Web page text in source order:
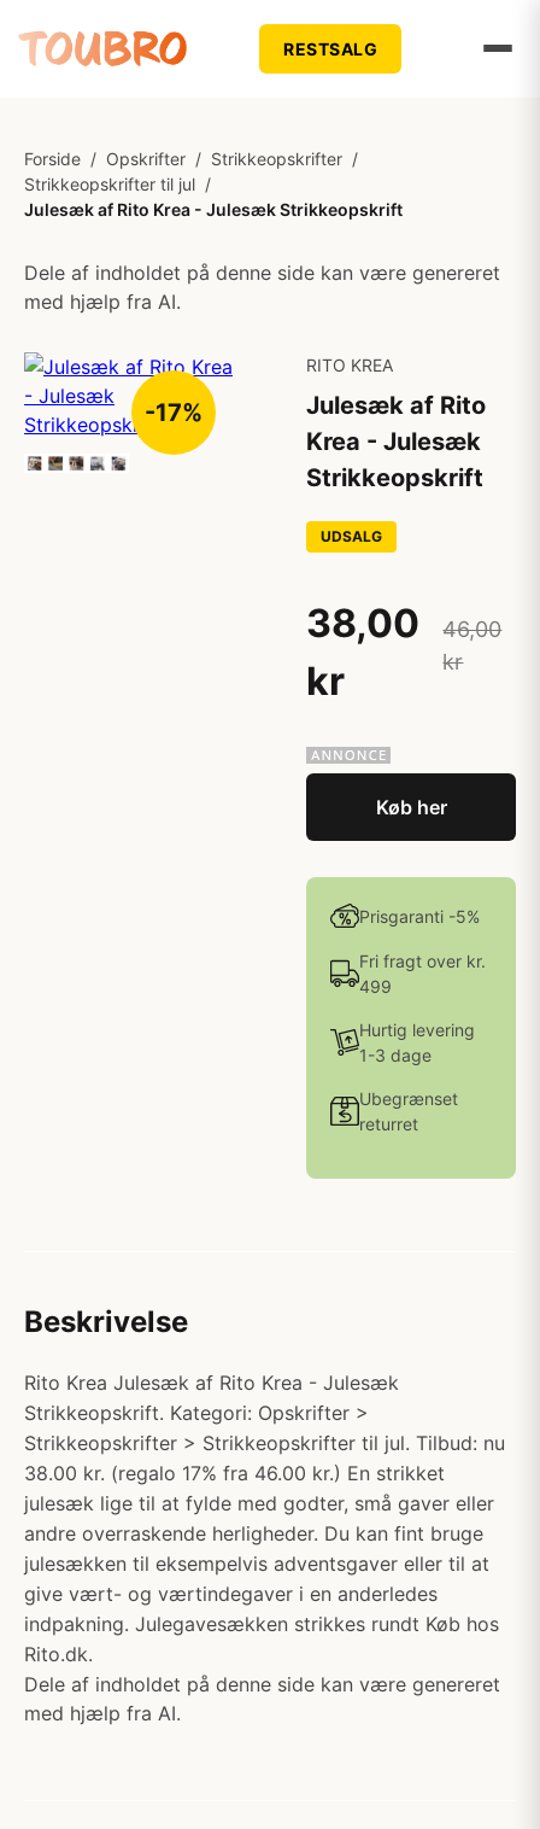
RESTSALG
Forside / Opskrifter / Strikkeopskrifter /
Strikkeopskrifter til jul /
Julesæk af Rito Krea - Julesæk Strikkeopskrift
Dele af indholdet på denne side kan være genereret
med hjælp fra AI.
-17%
RITO KREA
Julesæk af Rito
Krea - Julesæk
Strikkeopskrift
UDSALG
38,00
kr
46,00
kr
Køb her
Prisgaranti -5%
Fri fragt over kr.
499
Hurtig levering
1-3 dage
Ubegrænset
returret
Beskrivelse
Rito Krea Julesæk af Rito Krea - Julesæk
Strikkeopskrift. Kategori: Opskrifter >
Strikkeopskrifter > Strikkeopskrifter til jul. Tilbud: nu
38.00 kr. (regalo 17% fra 46.00 kr.) En strikket
julesæk lige til at fylde med godter, små gaver eller
andre overraskende herligheder. Du kan fint bruge
julesækken til eksempelvis adventsgaver eller til at
give vært- og værtindegaver i en anderledes
indpakning. Julegavesækken strikkes rundt Køb hos
Rito.dk.
Dele af indholdet på denne side kan være genereret
med hjælp fra AI.